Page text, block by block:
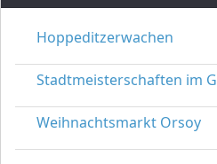
Hoppeditzerwachen
Stadtmeisterschaften im Gardetanz
Weihnachtsmarkt Orsoy